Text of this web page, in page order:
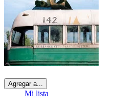
Agregar a...
Mi lista